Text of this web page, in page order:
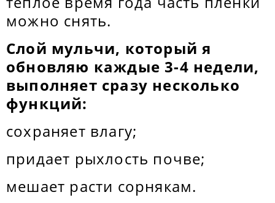
можно снять.
Слой мульчи, который я
обновляю каждые 3-4 недели,
выполняет сразу несколько
функций:
сохраняет влагу;
придает рыхлость почве;
мешает расти сорнякам.